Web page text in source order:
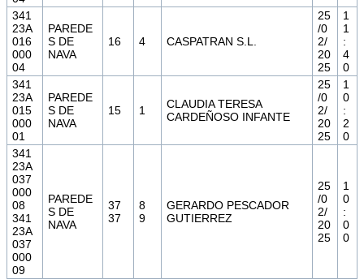
341
23A
016
000
04
PAREDE
S DE
NAVA
16 4 CASPATRAN S.L.
25
/0
2/
20
25
1
1
:
4
0
341
23A
015
000
01
PAREDE
S DE
NAVA
15 1
CLAUDIA TERESA
CARDEÑOSO INFANTE
25
/0
2/
20
25
1
0
:
2
0
341
23A
037
000
08
341
23A
037
000
09
PAREDE
S DE
NAVA
37
37
8
9
GERARDO PESCADOR
GUTIERREZ
25
/0
2/
20
25
1
0
:
0
0